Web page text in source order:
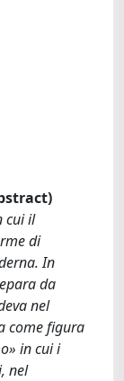
cui il
di
In
da
nel
come figura
in cui i
nel